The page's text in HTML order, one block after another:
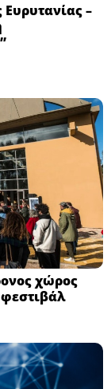
–
χώρος